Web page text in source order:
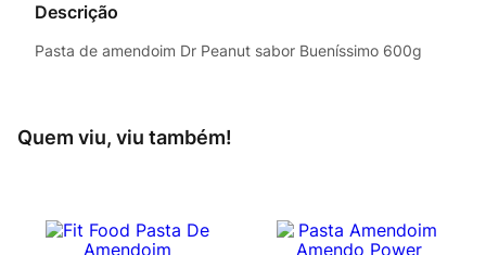
Descrição
Pasta de amendoim Dr Peanut sabor Bueníssimo 600g
Quem viu, viu também!